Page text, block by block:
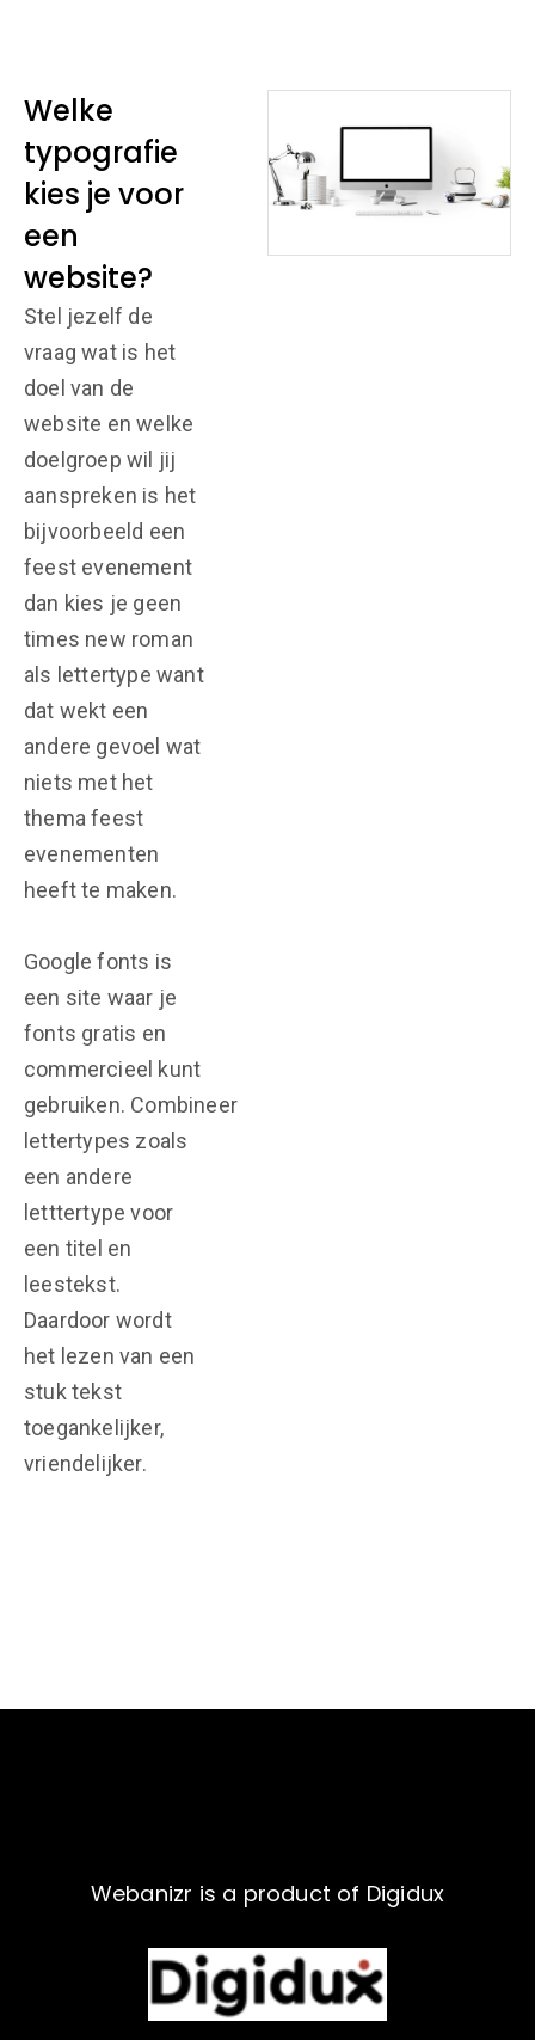
Welke
typografie
kies je voor
een
website?
Stel jezelf de
vraag wat is het
doel van de
website en welke
doelgroep wil jij
aanspreken is het
bijvoorbeeld een
feest evenement
dan kies je geen
times new roman
als lettertype want
dat wekt een
andere gevoel wat
niets met het
thema feest
evenementen
heeft te maken.
Google fonts is
een site waar je
fonts gratis en
commercieel kunt
gebruiken. Combineer
lettertypes zoals
een andere
letttertype voor
een titel en
leestekst.
Daardoor wordt
het lezen van een
stuk tekst
toegankelijker,
vriendelijker.
Webanizr is a product of Digidux